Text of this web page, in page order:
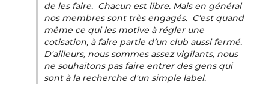
de les faire. Chacun est libre. Mais en général
nos membres sont très engagés. C'est quand
même ce qui les motive à régler une
cotisation, à faire partie d’un club aussi fermé.
D'ailleurs, nous sommes assez vigilants, nous
ne souhaitons pas faire entrer des gens qui
sont à la recherche d'un simple label.